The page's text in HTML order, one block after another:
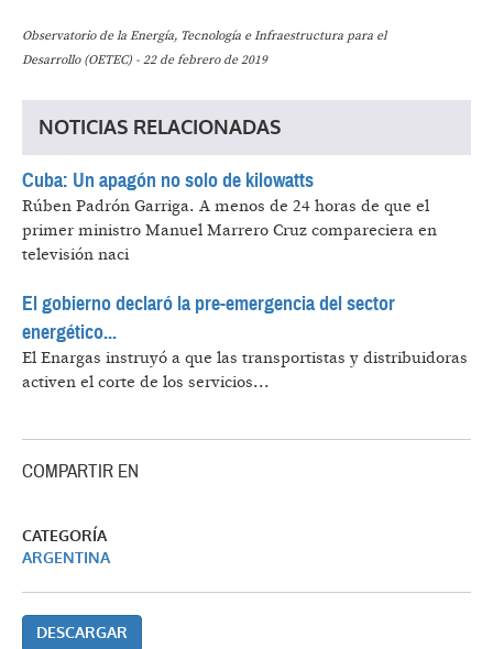
Observatorio de la Energía, Tecnología e Infraestructura para el
Desarrollo (OETEC) - 22 de febrero de 2019
NOTICIAS RELACIONADAS
Cuba: Un apagón no solo de kilowatts
Rúben Padrón Garriga. A menos de 24 horas de que el
primer ministro Manuel Marrero Cruz compareciera en
televisión naci
El gobierno declaró la pre-emergencia del sector
energético...
El Enargas instruyó a que las transportistas y distribuidoras
activen el corte de los servicios...
COMPARTIR EN
CATEGORÍA
ARGENTINA
DESCARGAR